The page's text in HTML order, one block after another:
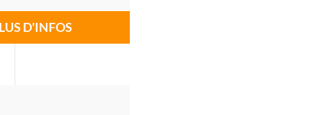
D'INFOS